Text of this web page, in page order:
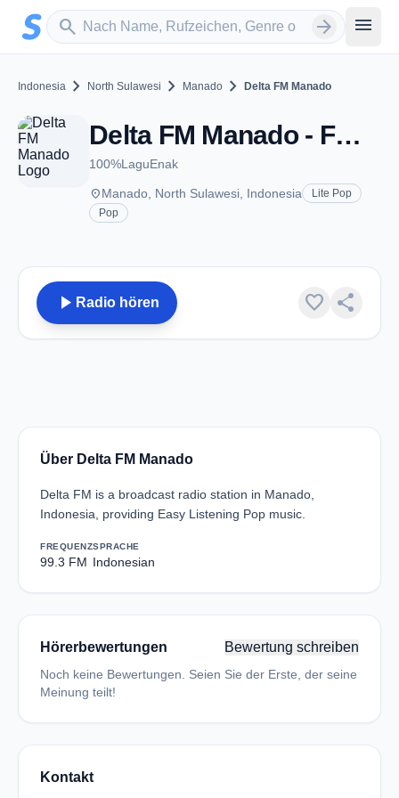
Zum Hauptinhalt springen
search
Sender suchen arrow_forward menu
Indonesia chevron_right North Sulawesi chevron_right Manado chevron_right Delta FM Manado
Delta FM Manado - FM 99.3 - Manado
100%LaguEnak
placeManado, North Sulawesi, Indonesia
Lite Pop
Pop
play_arrow Radio hören favorite share
Über Delta FM Manado
Delta FM is a broadcast radio station in Manado,
Indonesia, providing Easy Listening Pop music.
FREQUENZ
99.3 FM
SPRACHE
Indonesian
Hörerbewertungen Bewertung schreiben
Noch keine Bewertungen. Seien Sie der Erste, der seine
Meinung teilt!
Kontakt